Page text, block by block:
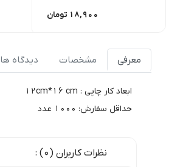
18,900 تومان
معرفی مشخصات دیدگاه ها
ابعاد کار چاپی : 12cm*16 cm
حداقل سفارش: 1000 عدد
نظرات کاربران (0) :